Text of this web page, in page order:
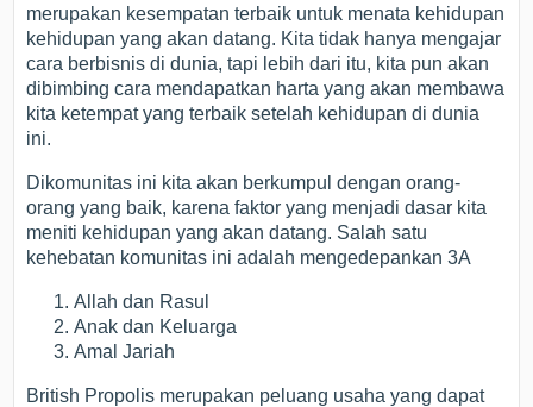
merupakan kesempatan terbaik untuk menata kehidupan
kehidupan yang akan datang. Kita tidak hanya mengajar
cara berbisnis di dunia, tapi lebih dari itu, kita pun akan
dibimbing cara mendapatkan harta yang akan membawa
kita ketempat yang terbaik setelah kehidupan di dunia
ini.
Dikomunitas ini kita akan berkumpul dengan orang-
orang yang baik, karena faktor yang menjadi dasar kita
meniti kehidupan yang akan datang. Salah satu
kehebatan komunitas ini adalah mengedepankan 3A
Allah dan Rasul
Anak dan Keluarga
Amal Jariah
British Propolis merupakan peluang usaha yang dapat